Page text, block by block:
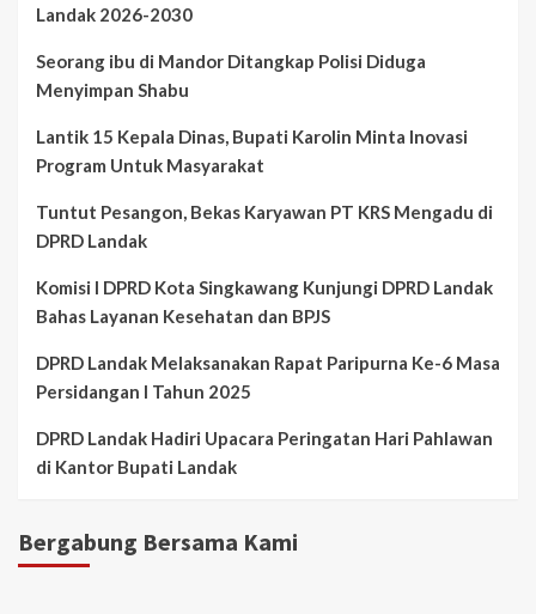
Landak 2026-2030
Seorang ibu di Mandor Ditangkap Polisi Diduga
Menyimpan Shabu
Lantik 15 Kepala Dinas, Bupati Karolin Minta Inovasi
Program Untuk Masyarakat
Tuntut Pesangon, Bekas Karyawan PT KRS Mengadu di
DPRD Landak
Komisi I DPRD Kota Singkawang Kunjungi DPRD Landak
Bahas Layanan Kesehatan dan BPJS
DPRD Landak Melaksanakan Rapat Paripurna Ke-6 Masa
Persidangan I Tahun 2025
DPRD Landak Hadiri Upacara Peringatan Hari Pahlawan
di Kantor Bupati Landak
Bergabung Bersama Kami